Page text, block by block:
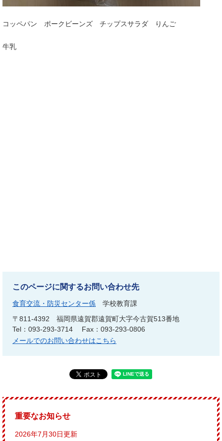
コッペパン ポークビーンズ チップスサラダ りんご
牛乳
このページに関するお問い合わせ先
食育交流・防災センター係
学校教育課
〒811-4392
福岡県遠賀郡遠賀町大字今古賀513番地
Tel：093-293-3714
Fax：093-293-0806
メールでのお問い合わせはこちら
重要なお知らせ
2026年7月30日更新